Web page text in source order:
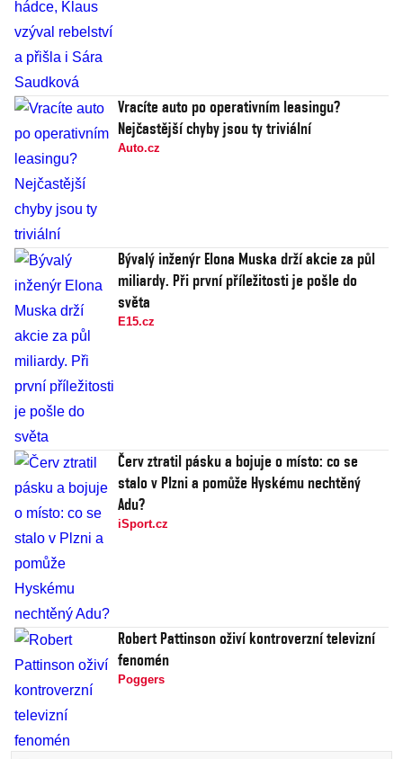
Vracíte auto po operativním leasingu?
Nejčastější chyby jsou ty triviální
Auto.cz
Bývalý inženýr Elona Muska drží akcie za půl
miliardy. Při první příležitosti je pošle do
světa
E15.cz
Červ ztratil pásku a bojuje o místo: co se
stalo v Plzni a pomůže Hyskému nechtěný
Adu?
iSport.cz
Robert Pattinson oživí kontroverzní televizní
fenomén
Poggers